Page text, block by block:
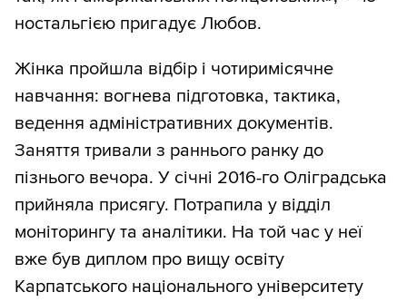
ностальгією пригадує Любов.
Жінка пройшла відбір і чотиримісячне
навчання: вогнева підготовка, тактика,
ведення адміністративних документів.
Заняття тривали з раннього ранку до
пізнього вечора. У січні 2016-го Оліградська
прийняла присягу. Потрапила у відділ
моніторингу та аналітики. На той час у неї
вже був диплом про вищу освіту
Карпатського національного університету